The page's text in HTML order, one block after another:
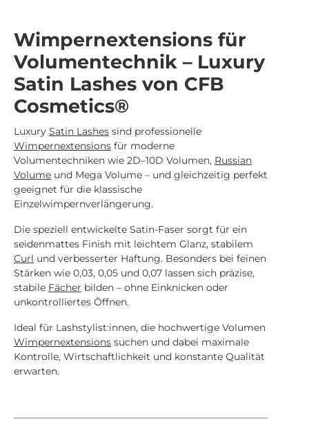
Wimpernextensions für
Volumentechnik – Luxury
Satin Lashes von CFB
Cosmetics®
Luxury Satin Lashes sind professionelle
Wimpernextensions für moderne
Volumentechniken wie 2D–10D Volumen, Russian
Volume und Mega Volume – und gleichzeitig perfekt
geeignet für die klassische
Einzelwimpernverlängerung.
Die speziell entwickelte Satin-Faser sorgt für ein
seidenmattes Finish mit leichtem Glanz, stabilem
Curl und verbesserter Haftung. Besonders bei feinen
Stärken wie 0,03, 0,05 und 0,07 lassen sich präzise,
stabile Fächer bilden – ohne Einknicken oder
unkontrolliertes Öffnen.
Ideal für Lashstylist:innen, die hochwertige Volumen
Wimpernextensions suchen und dabei maximale
Kontrolle, Wirtschaftlichkeit und konstante Qualität
erwarten.